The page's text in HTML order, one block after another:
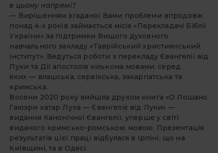
в цьому напрямі?
— Вирішенням згаданої Вами проблеми впродовж
понад 4‑х років займається місія «Перекладачі Біблії
України» за підтримки Вищого духовного
навчального закладу «Таврійський християнський
інститут». Ведуться роботи з перекладу Євангелії від
Луки та Дії апостолів кількома мовами, серед
яких — влашська, сервікська, закарпатська та
кримська.
Восени 2020 року вийшла друком книга «О Лошано
Гаюэри катар Лука — Євангеліє від Луки» —
видання Канонічної Євангелії, уперше у світі
виданого кримсько-ромською мовою. Презентація
результатів цієї праці відбулася в Ірпіні, що на
Київщині, та в Одесі.